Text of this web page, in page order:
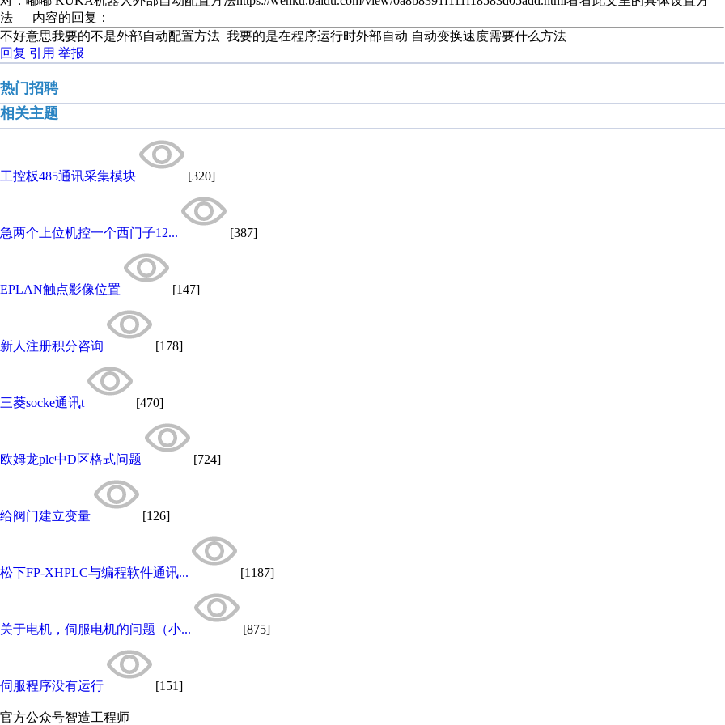
法 内容的回复：
不好意思我要的不是外部自动配置方法 我要的是在程序运行时外部自动 自动变换速度需要什么方法
回复 引用 举报
热门招聘
相关主题
工控板485通讯采集模块 [320]
急两个上位机控一个西门子12... [387]
EPLAN触点影像位置 [147]
新人注册积分咨询 [178]
三菱socke通讯t [470]
欧姆龙plc中D区格式问题 [724]
给阀门建立变量 [126]
松下FP-XHPLC与编程软件通讯... [1187]
关于电机，伺服电机的问题（小... [875]
伺服程序没有运行 [151]
官方公众号智造工程师